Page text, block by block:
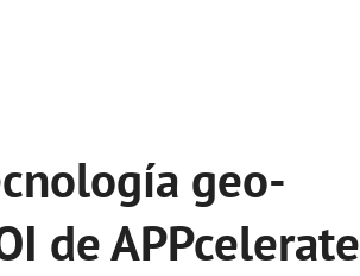
geo-
de APPcelerate